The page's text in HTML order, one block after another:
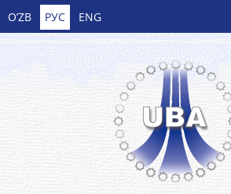
O’ZB РУС ENG